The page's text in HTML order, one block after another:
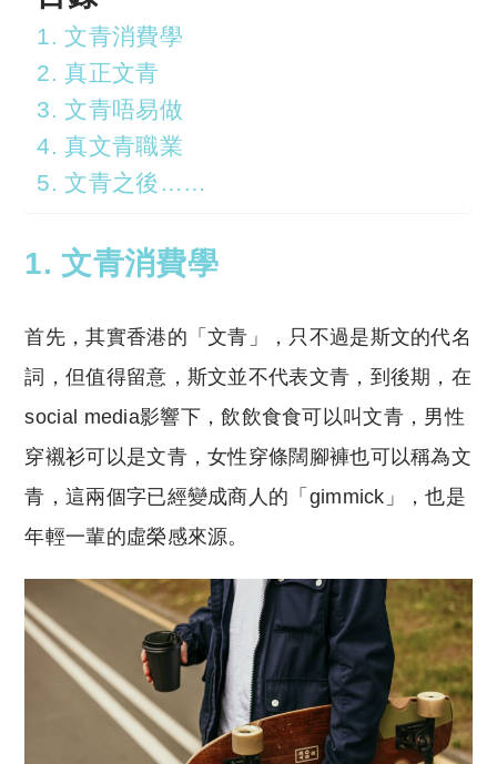
1. 文青消費學
2. 真正文青
3. 文青唔易做
4. 真文青職業
5. 文青之後……
1. 文青消費學
首先，其實香港的「文青」， 只不過是斯文的代名
詞，但值得留意， 斯文並不代表文青， 到後期，在
social media影響下，飲飲食食可以叫文青， 男性
穿襯衫可以是文青，女性穿條闊腳褲也可以稱為文
青，這兩個字已經變成商人的「gimmick」，也是
年輕一輩的虛榮感來源。